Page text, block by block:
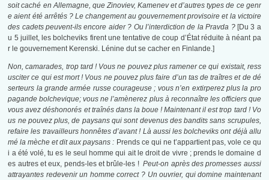
soit caché en Allemagne, que Zinoviev, Kamenev et d’autres types de ce genr
e aient été arrêtés ? Le changement au gouvernement provisoire et la victoire
des cadets peuvent-ils encore aider ? Ou l’interdiction de la Pravda ? [Du 3 a
u 5 juillet, les bolcheviks firent une tentative de coup d’État réduite à néant pa
r le gouvernement Kerenski. Lénine dut se cacher en Finlande.]
Non, camarades, trop tard ! Vous ne pouvez plus ramener ce qui existait, ress
usciter ce qui est mort ! Vous ne pouvez plus faire d’un tas de traîtres et de dé
serteurs la grande armée russe courageuse ; vous n’en extirperez plus la pro
pagande bolchevique; vous ne l’amènerez plus à reconnaître les officiers que
vous avez déshonorés et traînés dans la boue ! Maintenant il est trop tard ! Vo
us ne pouvez plus, de paysans qui sont devenus des bandits sans scrupules,
refaire les travailleurs honnêtes d’avant ! Là aussi les bolcheviks ont déjà allu
mé la mèche et dit aux paysans : Prends ce qui ne t’appartient pas, vole ce qu
i a été volé, tu es le seul homme qui ait le droit de vivre ; prends le domaine d
es autres et eux, pends-les et brûle-les !Peut-on après des promesses aussi
attrayantes redevenir un homme correct ? Un ouvrier, qui domine maintenant